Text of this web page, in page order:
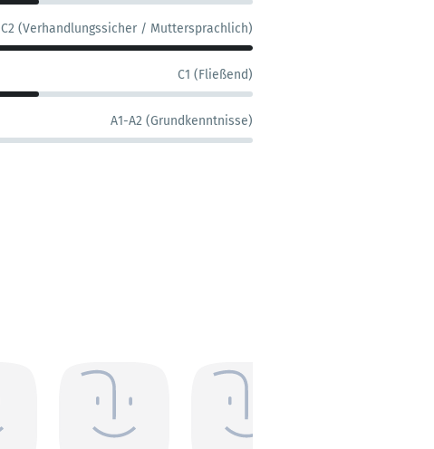
C2 (Verhandlungssicher / Muttersprachlich)
C1 (Fließend)
A1-A2 (Grundkenntnisse)